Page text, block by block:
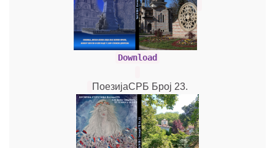
Download
ПоезијаСРБ Број 23.